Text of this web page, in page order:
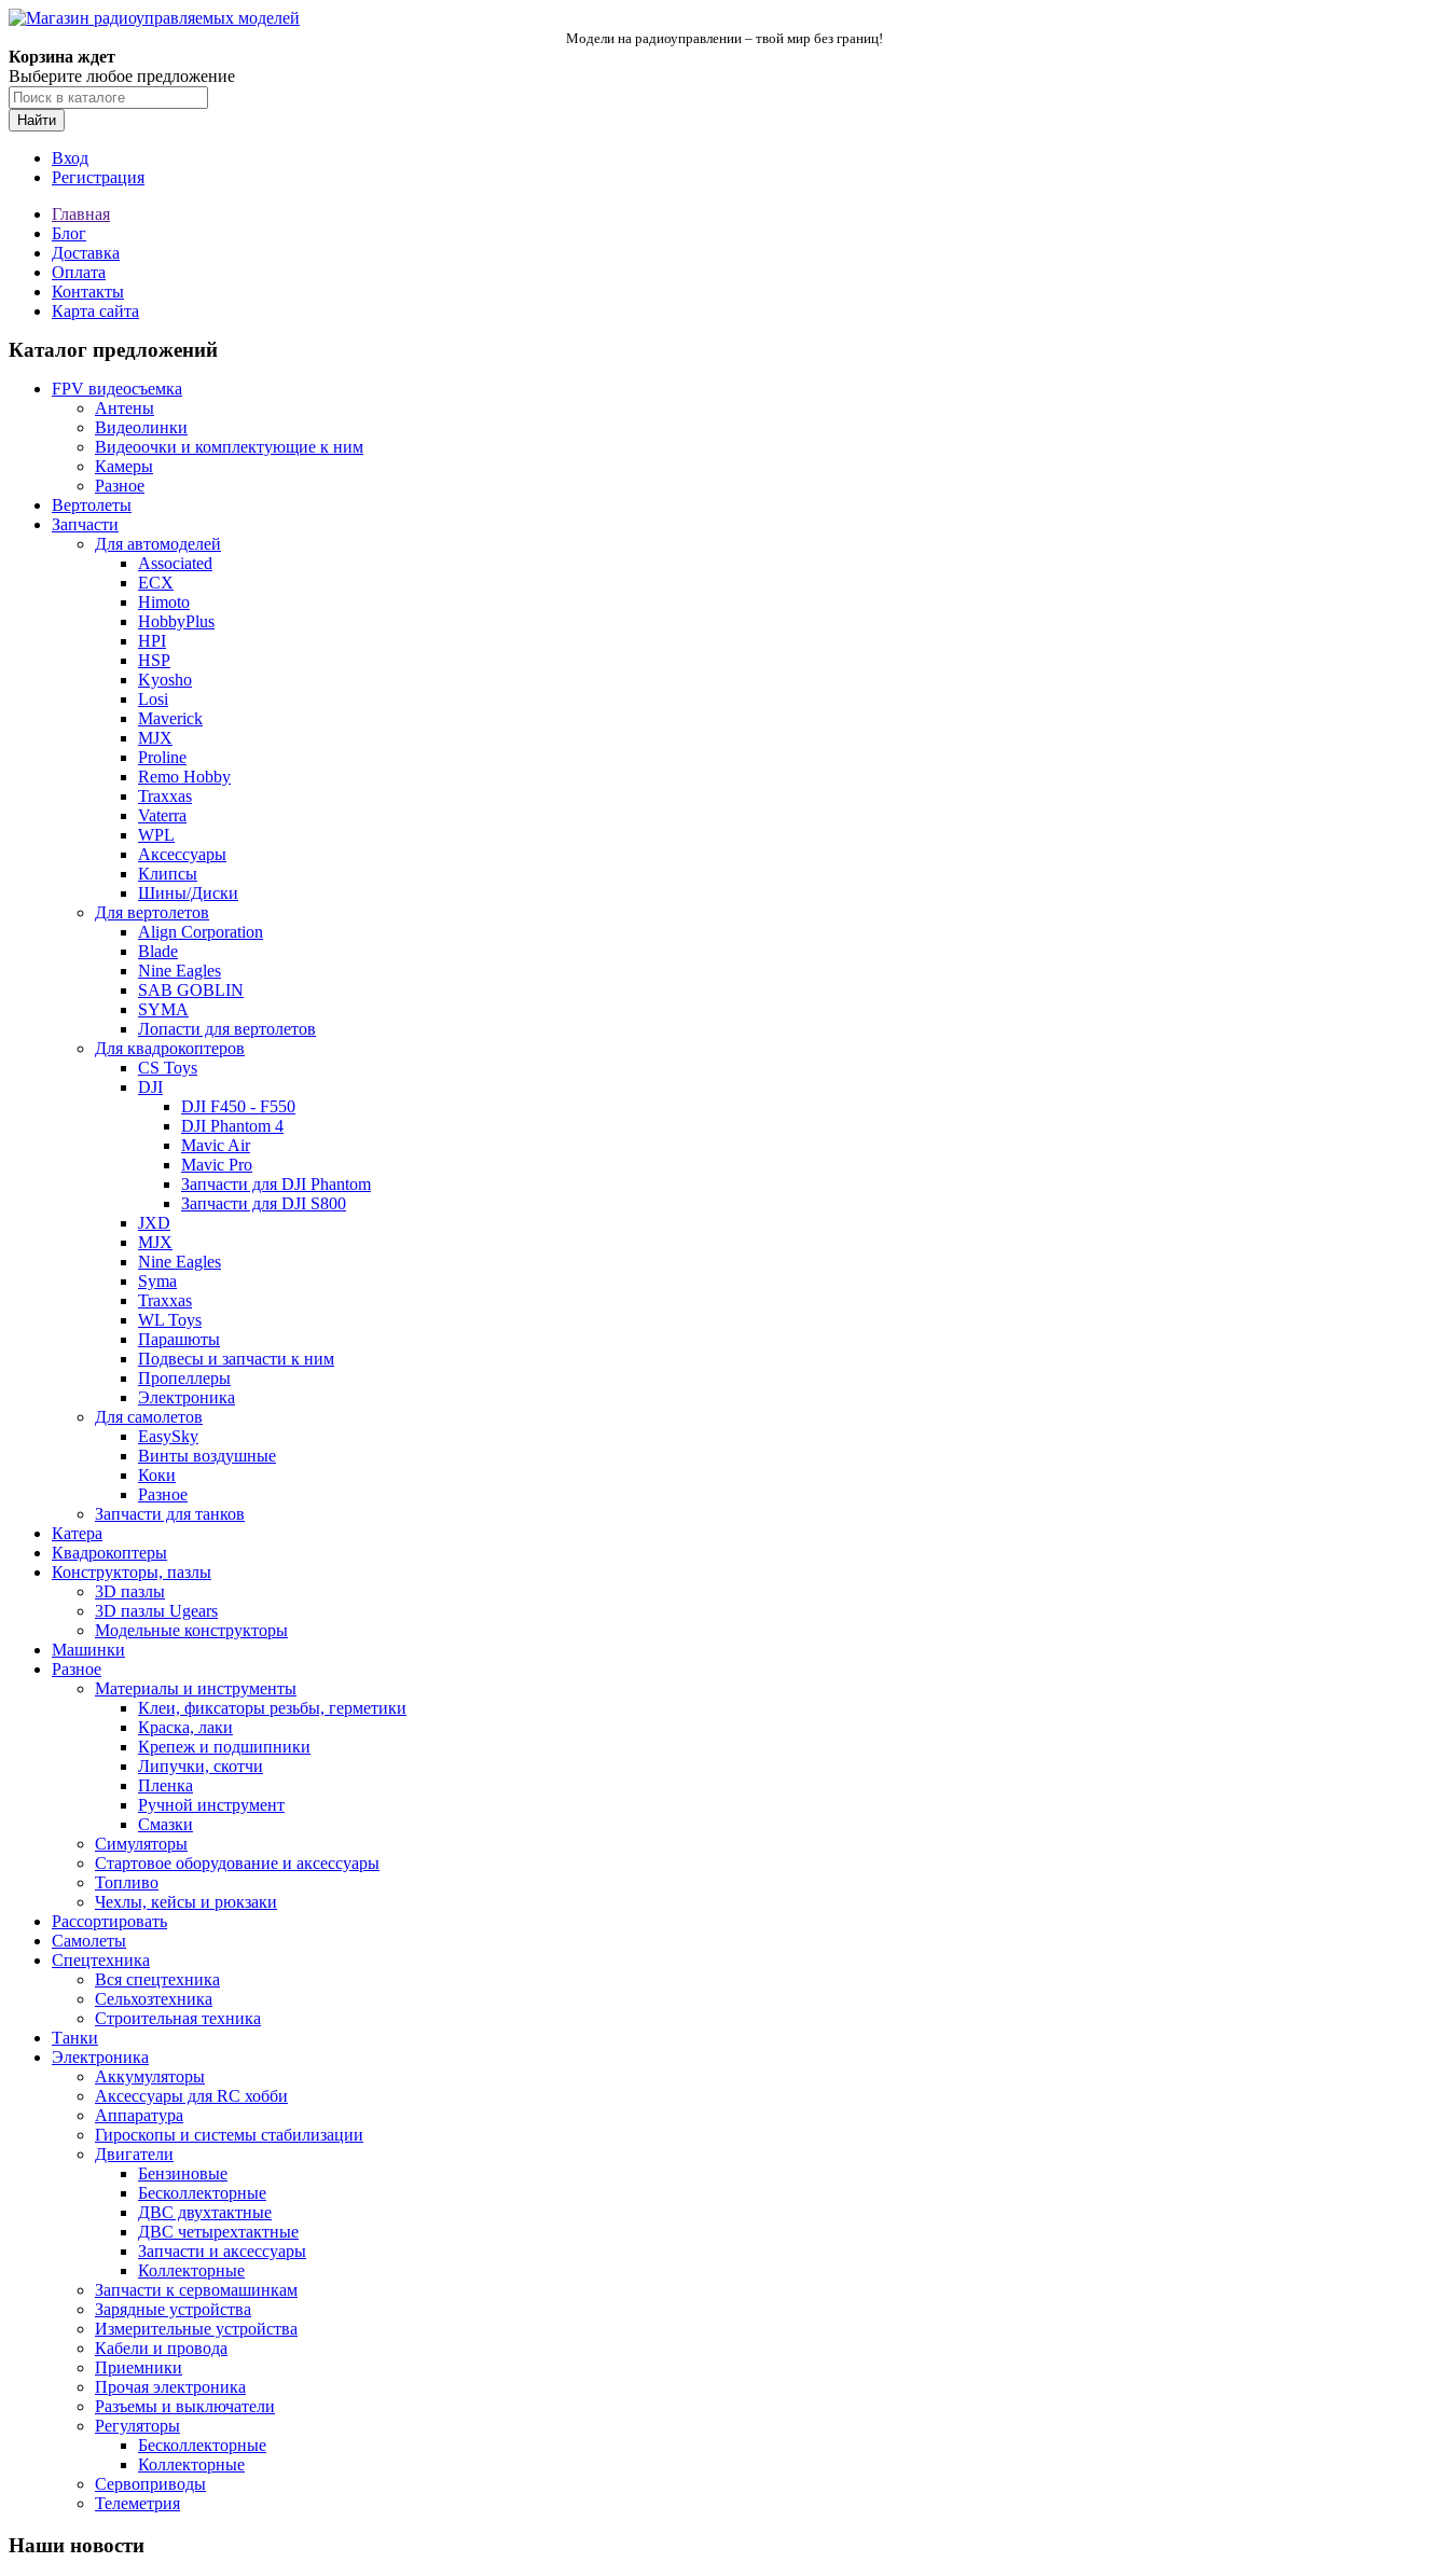
Модели на радиоуправлении – твой мир без границ!
Корзина ждет
Выберите любое предложение
Найти
Вход
Регистрация
Главная
Блог
Доставка
Оплата
Контакты
Карта сайта
Каталог предложений
FPV видеосъемка
Антены
Видеолинки
Видеоочки и комплектующие к ним
Камеры
Разное
Вертолеты
Запчасти
Для автомоделей
Associated
ECX
Himoto
HobbyPlus
HPI
HSP
Kyosho
Losi
Maverick
MJX
Proline
Remo Hobby
Traxxas
Vaterra
WPL
Аксессуары
Клипсы
Шины/Диски
Для вертолетов
Align Corporation
Blade
Nine Eagles
SAB GOBLIN
SYMA
Лопасти для вертолетов
Для квадрокоптеров
CS Toys
DJI
DJI F450 - F550
DJI Phantom 4
Mavic Air
Mavic Pro
Запчасти для DJI Phantom
Запчасти для DJI S800
JXD
MJX
Nine Eagles
Syma
Traxxas
WL Toys
Парашюты
Подвесы и запчасти к ним
Пропеллеры
Электроника
Для самолетов
EasySky
Винты воздушные
Коки
Разное
Запчасти для танков
Катера
Квадрокоптеры
Конструкторы, пазлы
3D пазлы
3D пазлы Ugears
Модельные конструкторы
Машинки
Разное
Материалы и инструменты
Клеи, фиксаторы резьбы, герметики
Краска, лаки
Крепеж и подшипники
Липучки, скотчи
Пленка
Ручной инструмент
Смазки
Симуляторы
Стартовое оборудование и аксессуары
Топливо
Чехлы, кейсы и рюкзаки
Рассортировать
Самолеты
Спецтехника
Вся спецтехника
Сельхозтехника
Строительная техника
Танки
Электроника
Аккумуляторы
Аксессуары для RC хобби
Аппаратура
Гироскопы и системы стабилизации
Двигатели
Бензиновые
Бесколлекторные
ДВС двухтактные
ДВС четырехтактные
Запчасти и аксессуары
Коллекторные
Запчасти к сервомашинкам
Зарядные устройства
Измерительные устройства
Кабели и провода
Приемники
Прочая электроника
Разъемы и выключатели
Регуляторы
Бесколлекторные
Коллекторные
Сервоприводы
Телеметрия
Наши новости